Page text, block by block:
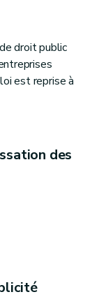
droit public
est reprise à
des